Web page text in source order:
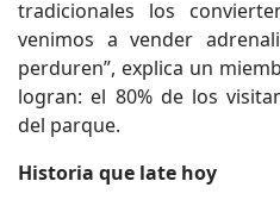
tradicionales los
venimos a vender
perduren”, explica un
logran: el 80% de los
del parque.
Historia que late hoy